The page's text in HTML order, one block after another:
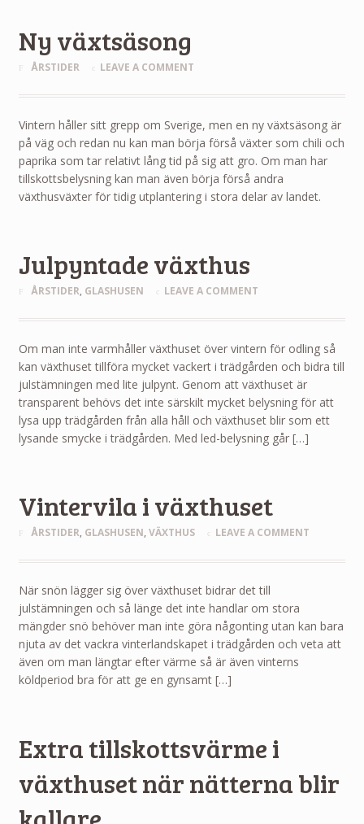
Ny växtsäsong
ÅRSTIDER LEAVE A COMMENT
Vintern håller sitt grepp om Sverige, men en ny växtsäsong är
på väg och redan nu kan man börja förså växter som chili och
paprika som tar relativt lång tid på sig att gro. Om man har
tillskottsbelysning kan man även börja förså andra
växthusväxter för tidig utplantering i stora delar av landet.
Julpyntade växthus
ÅRSTIDER, GLASHUSEN LEAVE A COMMENT
Om man inte varmhåller växthuset över vintern för odling så
kan växthuset tillföra mycket vackert i trädgården och bidra till
julstämningen med lite julpynt. Genom att växthuset är
transparent behövs det inte särskilt mycket belysning för att
lysa upp trädgården från alla håll och växthuset blir som ett
lysande smycke i trädgården. Med led-belysning går […]
Vintervila i växthuset
ÅRSTIDER, GLASHUSEN, VÄXTHUS LEAVE A COMMENT
När snön lägger sig över växthuset bidrar det till
julstämningen och så länge det inte handlar om stora
mängder snö behöver man inte göra någonting utan kan bara
njuta av det vackra vinterlandskapet i trädgården och veta att
även om man längtar efter värme så är även vinterns
köldperiod bra för att ge en gynsamt […]
Extra tillskottsvärme i
växthuset när nätterna blir